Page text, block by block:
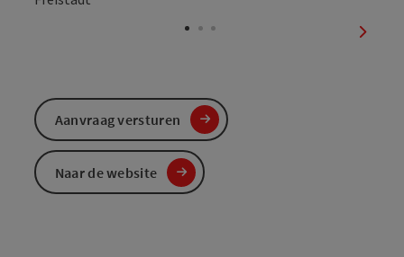
Aanvraag versturen
Naar de website